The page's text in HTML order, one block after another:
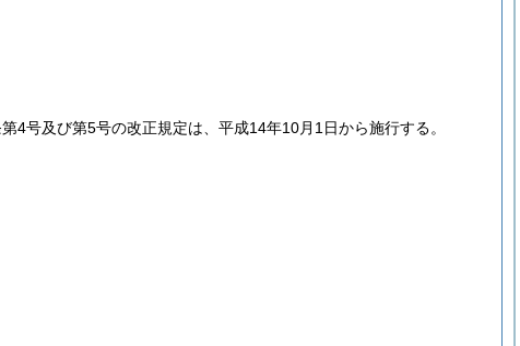
4号及び第5号の改正規定は、平成14年10月1日から施行する。